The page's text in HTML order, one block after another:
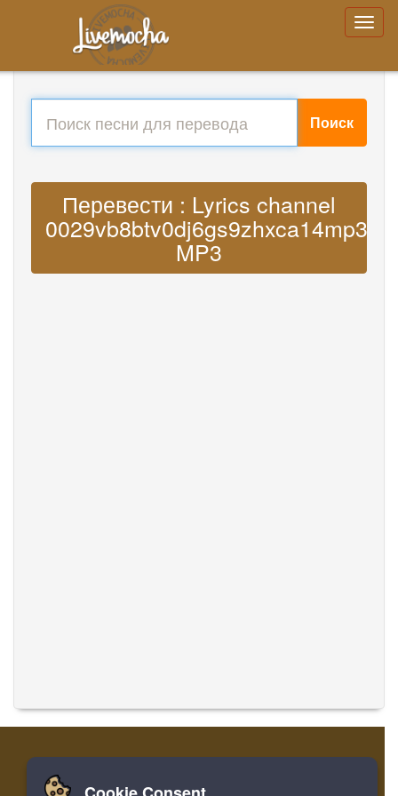
Поиск
Перевести : Lyrics channel
0029vb8btv0dj6gs9zhxca14mp3
MP3